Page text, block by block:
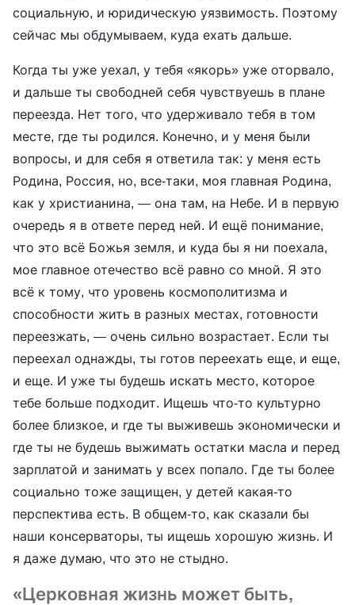
социальную, и юридическую уязвимость. Поэтому
сейчас мы обдумываем, куда ехать дальше.
Когда ты уже уехал, у тебя «якорь» уже оторвало,
и дальше ты свободней себя чувствуешь в плане
переезда. Нет того, что удерживало тебя в том
месте, где ты родился. Конечно, и у меня были
вопросы, и для себя я ответила так: у меня есть
Родина, Россия, но, все-таки, моя главная Родина,
как у христианина, — она там, на Небе. И в первую
очередь я в ответе перед ней. И ещё понимание,
что это всё Божья земля, и куда бы я ни поехала,
мое главное отечество всё равно со мной. Я это
всё к тому, что уровень космополитизма и
способности жить в разных местах, готовности
переезжать, — очень сильно возрастает. Если ты
переехал однажды, ты готов переехать еще, и еще,
и еще. И уже ты будешь искать место, которое
тебе больше подходит. Ищешь что-то культурно
более близкое, и где ты выживешь экономически и
где ты не будешь выжимать остатки масла и перед
зарплатой и занимать у всех попало. Где ты более
социально тоже защищен, у детей какая-то
перспектива есть. В общем-то, как сказали бы
наши консерваторы, ты ищешь хорошую жизнь. И
я даже думаю, что это не стыдно.
«Церковная жизнь может быть,